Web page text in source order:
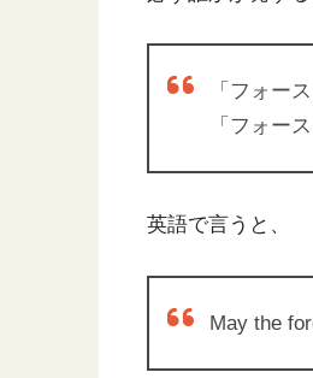
「フォー
「フォー
英語で言うと、
May the